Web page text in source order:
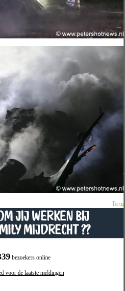
bezoekers online
voor de laatste meldingen
Terug